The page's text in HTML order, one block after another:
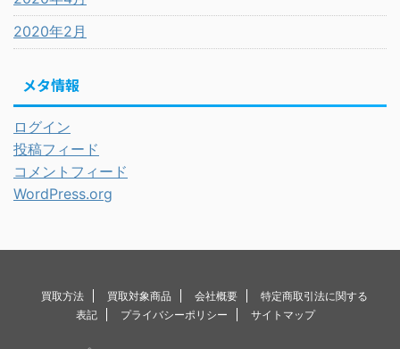
2020年2月
メタ情報
ログイン
投稿フィード
コメントフィード
WordPress.org
買取方法 買取対象商品 会社概要
特定商取引法に関する
表記
プライバシーポリシー サイトマップ